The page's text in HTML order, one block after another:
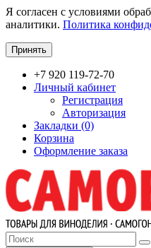
Я согласен с условиями
аналитики. Политика
Принять
+7 920 119-72-70
Личный кабинет
Регистрация
Авторизация
Закладки (0)
Корзина
Оформление заказа